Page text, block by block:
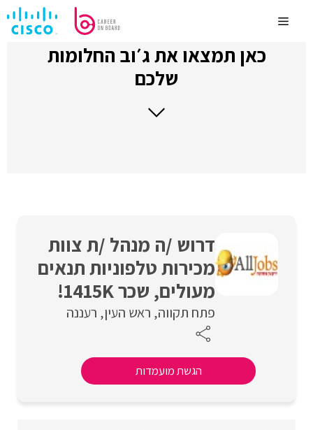
לתוכןMenu
כאן תמצאו את ג׳וב החלומות
שלכם
דרוש /ה מנהל /ת צוות
מכירות טלפוניות תנאים
מעולים, שכר 1415K!
פתח תקווה ראש העין רעננה
הגשת מועמדות